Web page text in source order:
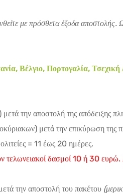
με πρόσθετα έξοδα
Βέλγιο, Πορτογαλία,
την αποστολή της απόδειξης
μετά την επικύρωση της
= 11 έως 20 ημέρες.
τελωνειακοί δασμοί 10 ή 30 ευρώ.
την αποστολή του πακέτου